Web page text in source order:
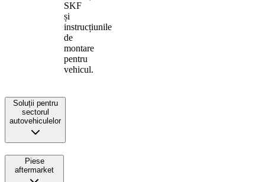
SKF
și
instrucțiunile
de
montare
pentru
vehicul.
Soluții pentru
sectorul
autovehiculelor
Piese
aftermarket